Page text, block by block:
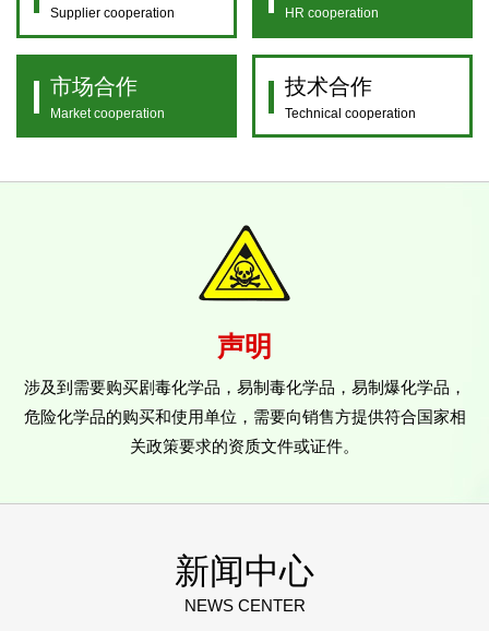
Supplier cooperation HR cooperation
市场合作
Market cooperation
技术合作
Technical cooperation
声明
涉及到需要购买剧毒化学品，易制毒化学品，易制爆化学品，
危险化学品的购买和使用单位，需要向销售方提供符合国家相
关政策要求的资质文件或证件。
新闻中心
NEWS CENTER